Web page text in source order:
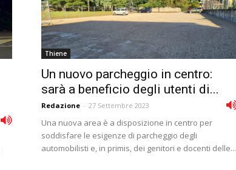
Thiene
Un nuovo parcheggio in centro:
sarà a beneficio degli utenti di...
Redazione - 27 Settembre 2023
Una nuova area è a disposizione in centro per
soddisfare le esigenze di parcheggio degli
automobilisti e, in primis, dei genitori e docenti delle...